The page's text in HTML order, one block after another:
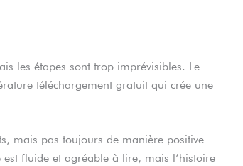
les étapes sont trop imprévisibles. Le
téléchargement gratuit qui crée une
mais pas toujours de manière positive
fluide et agréable à lire, mais l’histoire